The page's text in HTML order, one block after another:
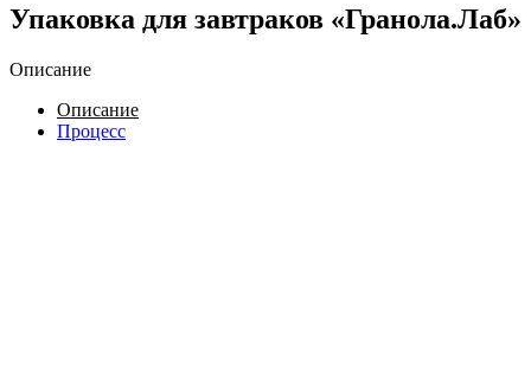
Упаковка для завтраков «Гранола.Лаб»
Описание
Описание
Процесс